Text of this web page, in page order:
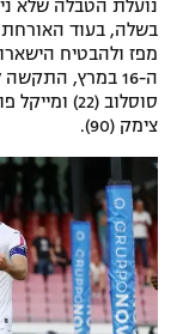
בשלה, בעוד האורחת
מפז ולהבטיח
צימק (90).